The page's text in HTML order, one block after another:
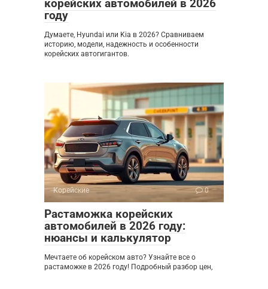
корейских автомобилей в 2026
году
Думаете, Hyundai или Kia в 2026? Сравниваем
историю, модели, надежность и особенности
корейских автогигантов.
Корейские 0
Растаможка корейских
автомобилей в 2026 году:
нюансы и калькулятор
Мечтаете об корейском авто? Узнайте все о
растаможке в 2026 году! Подробный разбор цен,